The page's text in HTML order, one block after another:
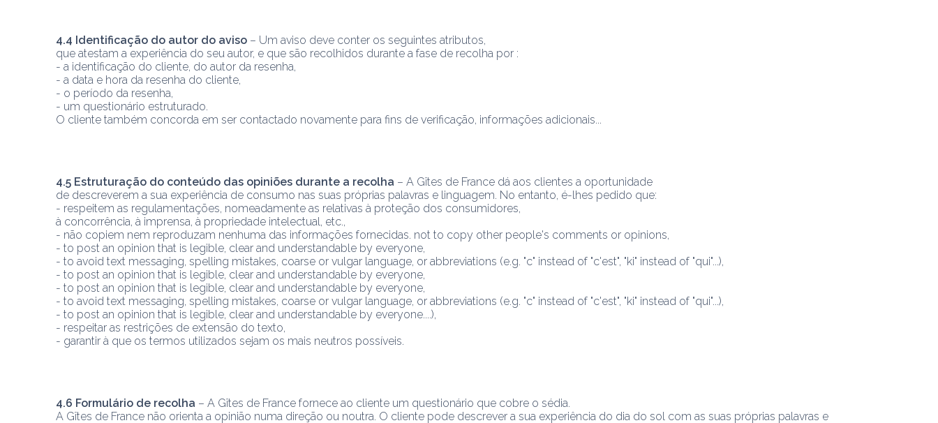
4.4 Identificação do autor do aviso – Um aviso deve conter os seguintes atributos,
que atestam a experiência do seu autor, e que são recolhidos durante a fase de recolha por :
- a identificação do cliente, do autor da resenha,
- a data e hora da resenha do cliente,
- o período da resenha,
- um questionário estruturado.
O cliente também concorda em ser contactado novamente para fins de verificação, informações adicionais...
4.5 Estruturação do conteúdo das opiniões durante a recolha – A Gîtes de France dá aos clientes a oportunidade
de descreverem a sua experiência de consumo nas suas próprias palavras e linguagem. No entanto, é-lhes pedido que:
- respeitem as regulamentações, nomeadamente as relativas à proteção dos consumidores,
à concorrência, à imprensa, à propriedade intelectual, etc.,
- não copiem nem reproduzam nenhuma das informações fornecidas. not to copy other people's comments or opinions,
- to post an opinion that is legible, clear and understandable by everyone,
- to avoid text messaging, spelling mistakes, coarse or vulgar language, or abbreviations (e.g. "c" instead of "c'est", "ki" instead of "qui"...),
- to post an opinion that is legible, clear and understandable by everyone,
- to post an opinion that is legible, clear and understandable by everyone,
- to avoid text messaging, spelling mistakes, coarse or vulgar language, or abbreviations (e.g. "c" instead of "c'est", "ki" instead of "qui"...),
- to post an opinion that is legible, clear and understandable by everyone....),
- respeitar as restrições de extensão do texto,
- garantir à que os termos utilizados sejam os mais neutros possíveis.
4.6 Formulário de recolha – A Gîtes de France fornece ao cliente um questionário que cobre o sédia.
A Gîtes de France não orienta a opinião numa direção ou noutra. O cliente pode descrever a sua experiência do dia do sol com as suas próprias palavras e